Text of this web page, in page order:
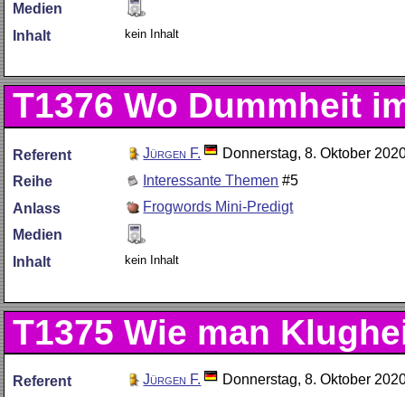
Medien
Inhalt
kein Inhalt
T1376 Wo Dummheit
Referent Jürgen F.
Donnerstag, 8. Oktober
Reihe
Interessante Themen #5
Anlass
Frogwords Mini-Predigt
Medien
Inhalt
kein Inhalt
T1375 Wie man
Referent Jürgen F.
Donnerstag, 8. Oktober